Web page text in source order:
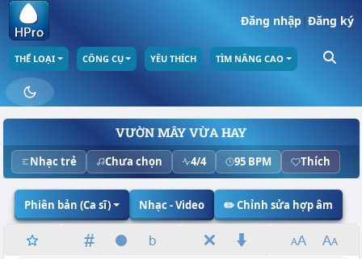
Đăng nhập|Đăng ký
THỂ LOẠI CÔNG CỤ YÊU THÍCH TÌM NÂNG CAO
VƯỜN MÂY VỪA HAY
Nhạc trẻ Chưa chọn 4/4 95 BPM Thích
Phiên bản (Ca sĩ) Nhạc - Video ✏️ Chỉnh sửa hợp âm